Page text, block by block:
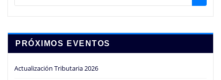
PRÓXIMOS EVENTOS
Actualización Tributaria 2026